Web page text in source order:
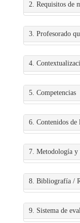
2. Requisitos de
3. Profesorado
4.
5. Competencias
6. Contenidos de
7. Metodología y
8. Bibliografía /
9. Sistema de